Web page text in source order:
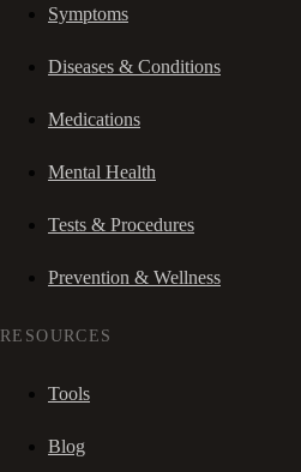
Symptoms
Diseases & Conditions
Medications
Mental Health
Tests & Procedures
Prevention & Wellness
RESOURCES
Tools
Blog